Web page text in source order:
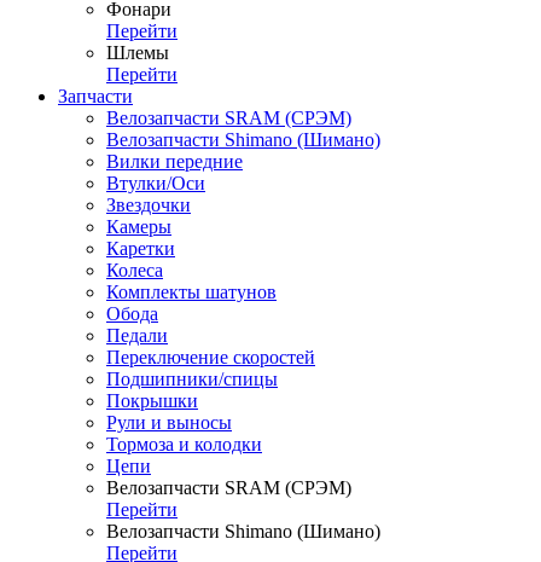
Фонари
Перейти
Шлемы
Перейти
Запчасти
Велозапчасти SRAM (СРЭМ)
Велозапчасти Shimano (Шимано)
Вилки передние
Втулки/Оси
Звездочки
Камеры
Каретки
Колеса
Комплекты шатунов
Обода
Педали
Переключение скоростей
Подшипники/спицы
Покрышки
Рули и выносы
Тормоза и колодки
Цепи
Велозапчасти SRAM (СРЭМ)
Перейти
Велозапчасти Shimano (Шимано)
Перейти